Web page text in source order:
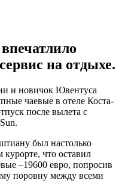
на отдыхе.
и новичок Ювентуса
чаевые в отеле Коста-
после вылета с
был настолько
курорте, что оставил
–19600 евро, попросив
поровну между всеми